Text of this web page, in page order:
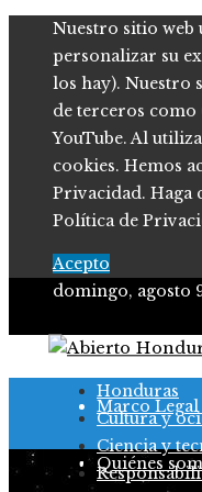
Nuestro sitio
personalizar su
los hay). Nuestro
de terceros como
YouTube. Al
cookies. Hemos
Privacidad. Haga
Política de
Acepto
domingo, agosto
Política de
Marco
Quiénes
Honduras
Cultura y
Ciencia y
Salud